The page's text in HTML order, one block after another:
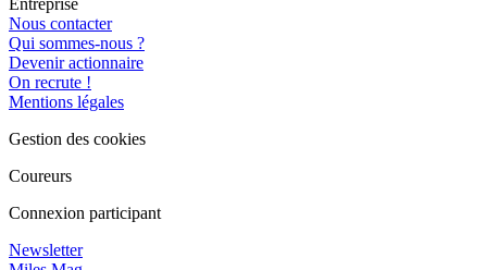
Nous contacter
Qui sommes-nous ?
Devenir actionnaire
On recrute !
Mentions légales
Gestion des cookies
Coureurs
Connexion participant
Newsletter